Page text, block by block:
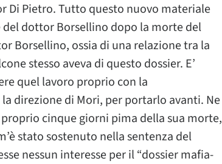
Pietro. Tutto questo nuovo materiale
del dottor Borsellino dopo la morte del
Borsellino, ossia di una relazione tra la
stesso aveva di questo dossier. E’
quel lavoro proprio con la
direzione di Mori, per portarlo avanti. Ne
cinque giorni pima della sua morte,
stato sostenuto nella sentenza del
nessun interesse per il “dossier mafia-